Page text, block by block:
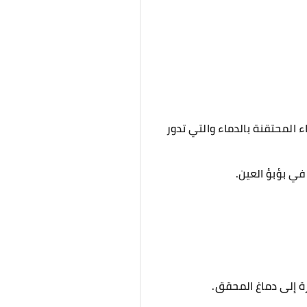
بالدماء والتي تدور
بؤبؤ العين.
إلى دماغ المحقق.